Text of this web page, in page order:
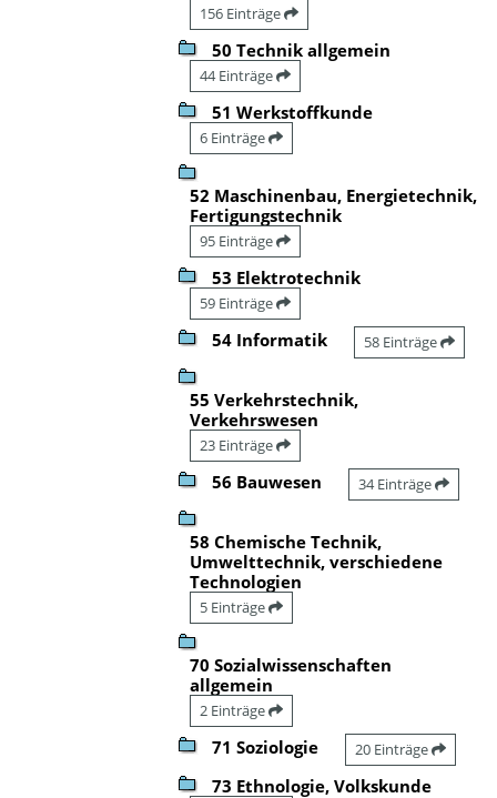
156 Einträge
50 Technik allgemein
44 Einträge
51 Werkstoffkunde
6 Einträge
52 Maschinenbau, Energietechnik,
Fertigungstechnik
95 Einträge
53 Elektrotechnik
59 Einträge
54 Informatik 58 Einträge
55 Verkehrstechnik,
Verkehrswesen
23 Einträge
56 Bauwesen 34 Einträge
58 Chemische Technik,
Umwelttechnik, verschiedene
Technologien
5 Einträge
70 Sozialwissenschaften
allgemein
2 Einträge
71 Soziologie 20 Einträge
73 Ethnologie, Volkskunde